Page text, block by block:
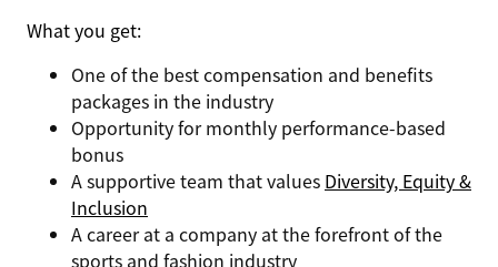
What you get:
One of the best compensation and benefits
packages in the industry
Opportunity for monthly performance-based
bonus
A supportive team that values Diversity, Equity &
Inclusion
A career at a company at the forefront of the
sports and fashion industry